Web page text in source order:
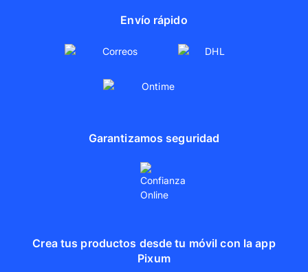
Envío rápido
Garantizamos seguridad
Crea tus productos desde tu móvil con la app
Pixum